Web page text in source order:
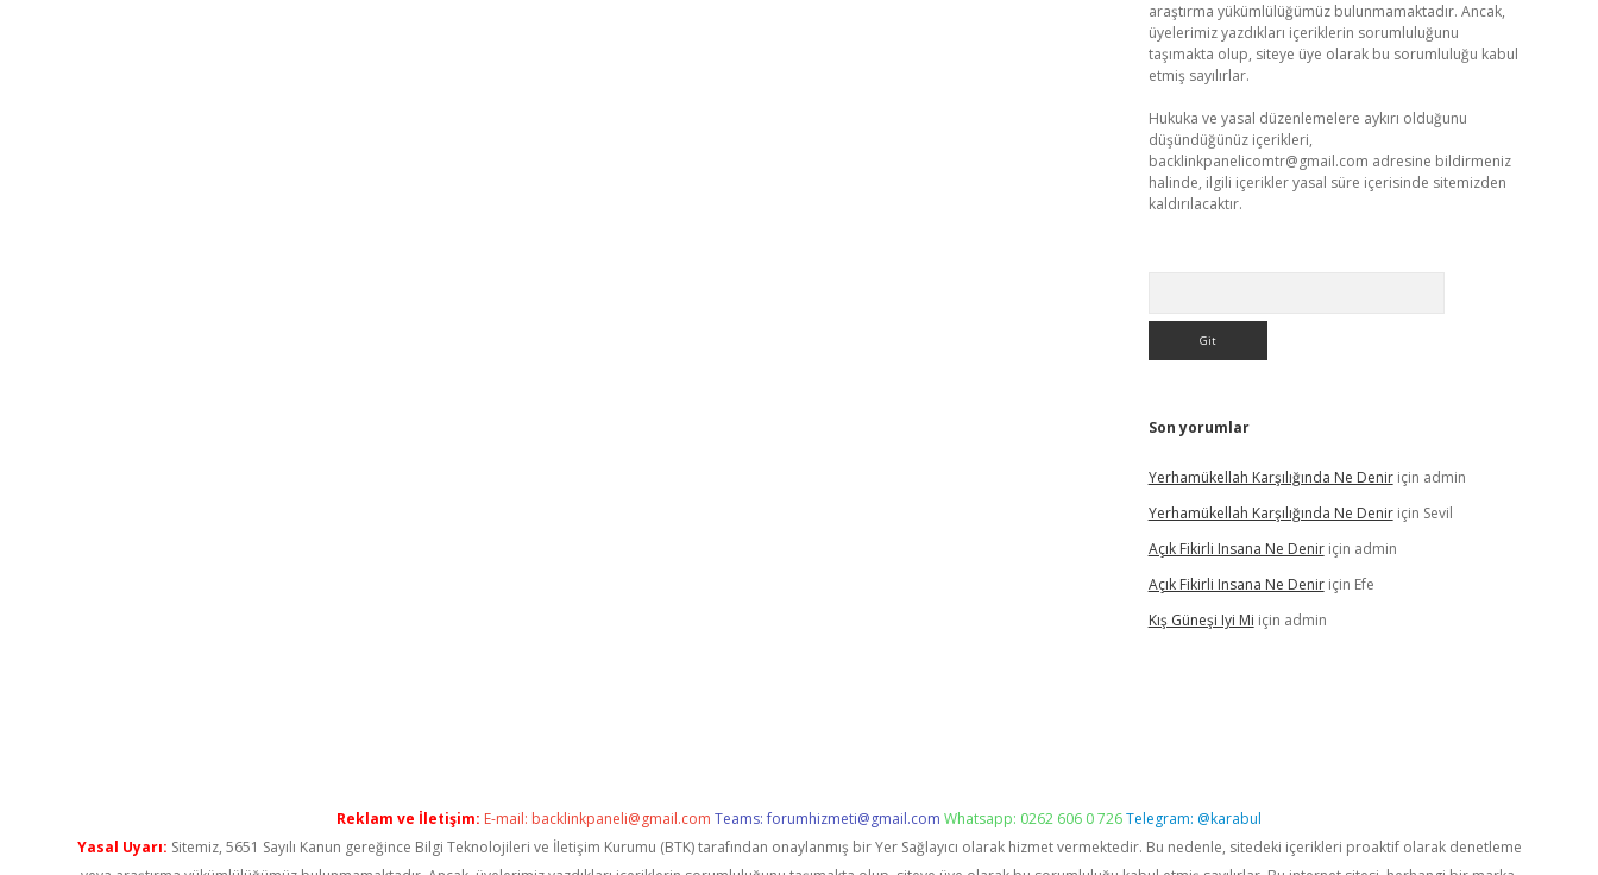
araştırma yükümlülüğümüz bulunmamaktadır. Ancak,
üyelerimiz yazdıkları içeriklerin sorumluluğunu
taşımakta olup, siteye üye olarak bu sorumluluğu kabul
etmiş sayılırlar.
Hukuka ve yasal düzenlemelere aykırı olduğunu
düşündüğünüz içerikleri,
backlinkpanelicomtr@gmail.com adresine bildirmeniz
halinde, ilgili içerikler yasal süre içerisinde sitemizden
kaldırılacaktır.
Son yorumlar
Yerhamükellah Karşılığında Ne Deniriçin admin
Yerhamükellah Karşılığında Ne Deniriçin Sevil
Açık Fikirli Insana Ne Deniriçin admin
Açık Fikirli Insana Ne Deniriçin Efe
Kış Güneşi Iyi Mi için admin
Reklam ve İletişim: E-mail: backlinkpaneli@gmail.com Teams:forumhizmeti@gmail.com Whatsapp: 0262 606 0 726Telegram: @karabul
Yasal Uyarı: Sitemiz, 5651 Sayılı Kanun gereğince Bilgi Teknolojileri ve İletişim Kurumu (BTK) tarafından onaylanmış bir Yer Sağlayıcı olarak hizmet vermektedir. Bu nedenle, sitedeki içerikleri proaktif olarak denetleme